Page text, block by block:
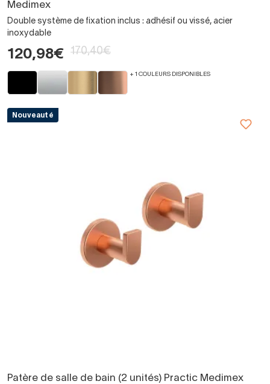
Medimex
Double système de fixation inclus : adhésif ou vissé, acier
inoxydable
120,98€ 170,40€
+ 1 COULEURS DISPONIBLES
Nouveauté
Patère de salle de bain (2 unités) Practic Medimex